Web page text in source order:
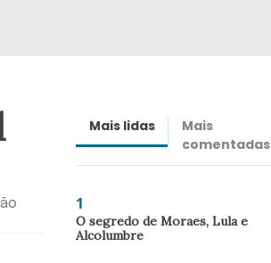
Mais lidas
Mais
comentadas
1
O segredo de Moraes, Lula e
Alcolumbre